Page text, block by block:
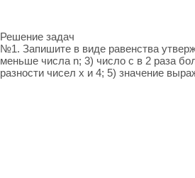
Решение задач
№1. Запишите в виде равенства
меньше числа n; 3) число c в 2 раза
разности чисел x и 4; 5) значение